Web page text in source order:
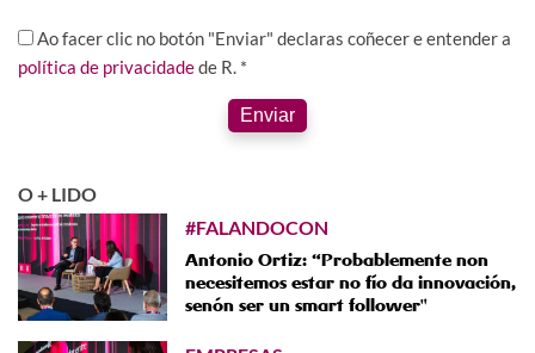
Ao facer clic no botón "Enviar" declaras coñecer e entender a
política de privacidadede R. *
Enviar
O + LIDO
#FALANDOCON
Antonio Ortiz: “Probablemente non
necesitemos estar no fío da innovación,
senón ser un smart follower"